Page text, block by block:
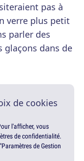
pas à
verre plus petit
parler des
glaçons dans de
de cookies
l'afficher, vous
de confidentialité.
de Gestion